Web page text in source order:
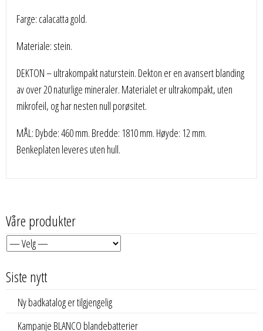
Farge: calacatta gold.
Materiale: stein.
DEKTON – ultrakompakt naturstein. Dekton er en avansert blanding
av over 20 naturlige mineraler. Materialet er ultrakompakt, uten
mikrofeil, og har nesten null porøsitet.
MÅL: Dybde: 460 mm. Bredde: 1810 mm. Høyde: 12 mm.
Benkeplaten leveres uten hull.
Våre produkter
Siste nytt
Ny badkatalog er tilgjengelig
Kampanje BLANCO blandebatterier